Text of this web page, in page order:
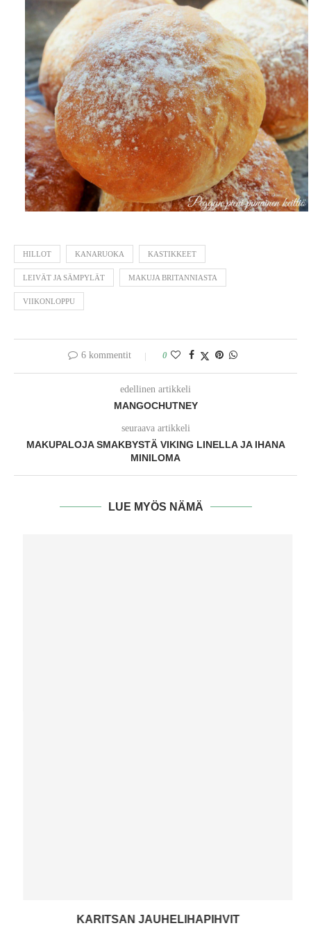
HILLOT KANARUOKA KASTIKKEET
LEIVÄT JA SÄMPYLÄT MAKUJA BRITANNIASTA
VIIKONLOPPU
6 kommentit 0
edellinen artikkeli
MANGOCHUTNEY
seuraava artikkeli
MAKUPALOJA SMAKBYSTÄ VIKING LINELLA JA IHANA
MINILOMA
LUE MYÖS NÄMÄ
KARITSAN JAUHELIHAPIHVIT